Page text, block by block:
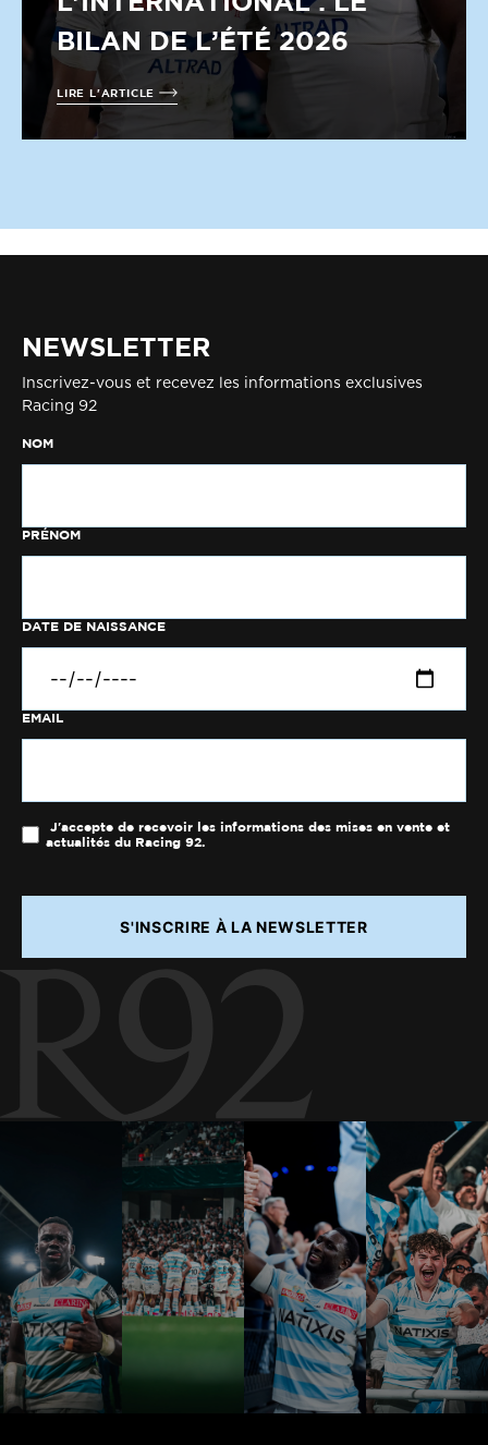
BILAN DE L’ÉTÉ 2026
LIRE L'ARTICLE
NEWSLETTER
Inscrivez-vous et recevez les informations exclusives
Racing 92
NOM
PRÉNOM
DATE DE NAISSANCE
EMAIL
J'accepte de recevoir les informations des mises en vente et
actualités du Racing 92.
S'INSCRIRE À LA NEWSLETTER